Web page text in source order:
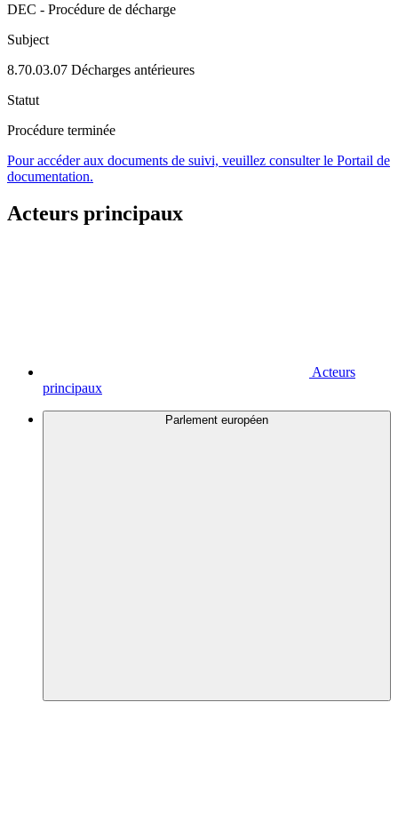
DEC - Procédure de décharge
Subject
8.70.03.07 Décharges antérieures
Statut
Procédure terminée
Pour accéder aux documents de suivi, veuillez consulter le Portail de
documentation.
Acteurs principaux
Acteurs
principaux
Parlement européen